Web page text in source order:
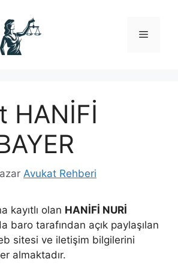
Menü
HANİFİ
Avukat Rehberi
kayıtlı olan HANİFİ NURİ
baro tarafından açık paylaşılan
sitesi ve iletişim bilgilerini
almaktadır.